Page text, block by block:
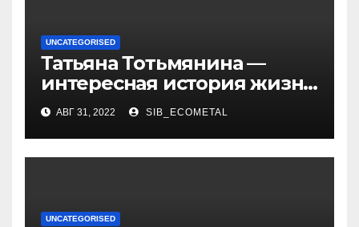
UNCATEGORISED
Татьяна Тотьмянина —
интересная история жизни
российской фигуристки
АВГ 31, 2022 SIB_ECOMETAL
UNCATEGORISED